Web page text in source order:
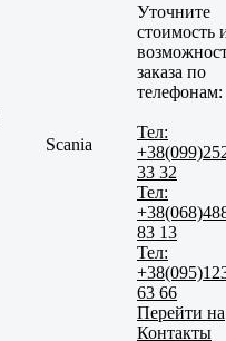
Scania
Уточните
стоимость
заказа по
телефонам:
Тел:
33 32
Тел:
83 13
Тел:
63 66
Перейти на
Контакты